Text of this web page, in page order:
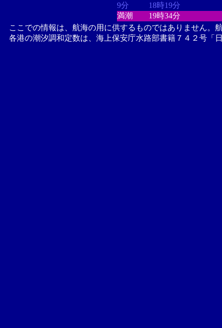
9分
18時19分
満潮
19時34分
ここでの情報は、航海の用に供するものではありません。
各港の潮汐調和定数は、海上保安庁水路部書籍７４２号「